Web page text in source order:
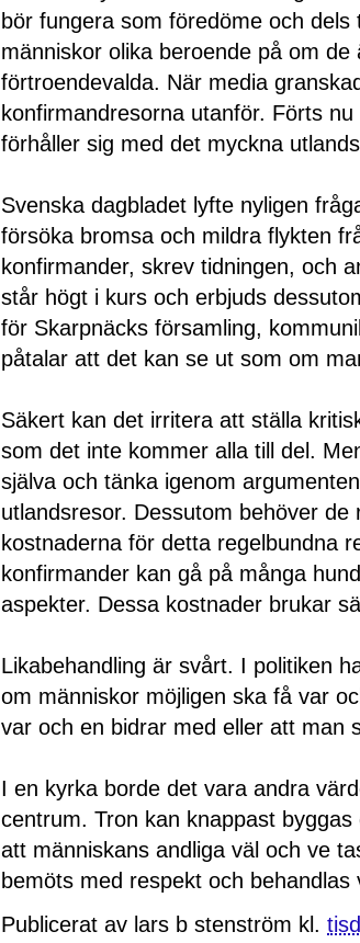
bör fungera som föredöme och
människor olika beroende på om
förtroendevalda. När media
konfirmandresorna utanför. Förts
förhåller sig med det myckna
Svenska dagbladet lyfte nyligen
försöka bromsa och mildra flykten
konfirmander, skrev tidningen, och
står högt i kurs och erbjuds
för Skarpnäcks församling,
påtalar att det kan se ut som om
Säkert kan det irritera att ställa
som det inte kommer alla till del.
själva och tänka igenom
utlandsresor. Dessutom behöver
kostnaderna för detta regelbundna
konfirmander kan gå på många
aspekter. Dessa kostnader brukar
Likabehandling är svårt. I politiken
om människor möjligen ska få var
var och en bidrar med eller att man
I en kyrka borde det vara andra
centrum. Tron kan knappast
att människans andliga väl och ve
bemöts med respekt och behandlas
Publicerat av lars b stenström kl.